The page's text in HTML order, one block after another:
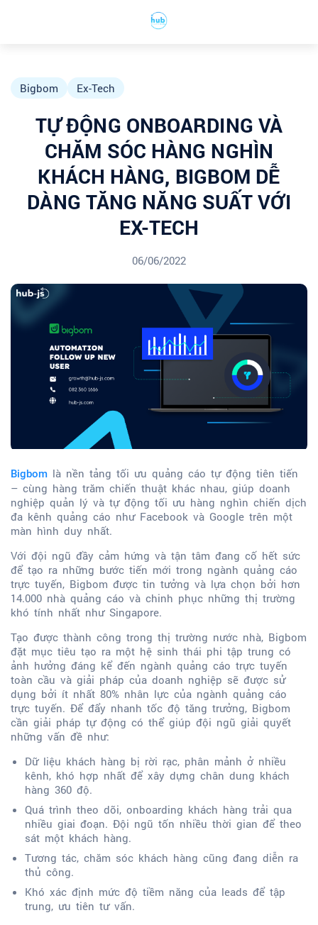
Bigbom Ex-Tech
TỰ ĐỘNG ONBOARDING VÀ
CHĂM SÓC HÀNG NGHÌN
KHÁCH HÀNG, BIGBOM DỄ
DÀNG TĂNG NĂNG SUẤT VỚI
EX-TECH
06/06/2022
Bigbom là nền tảng tối ưu quảng cáo tự động tiên tiến
– cùng hàng trăm chiến thuật khác nhau, giúp doanh
nghiệp quản lý và tự động tối ưu hàng nghìn chiến dịch
đa kênh quảng cáo như Facebook và Google trên một
màn hình duy nhất.
Với đội ngũ đầy cảm hứng và tận tâm đang cố hết sức
để tạo ra những bước tiến mới trong ngành quảng cáo
trực tuyến, Bigbom được tin tưởng và lựa chọn bởi hơn
14.000 nhà quảng cáo và chinh phục những thị trường
khó tính nhất như Singapore.
Tạo được thành công trong thị trường nước nhà, Bigbom
đặt mục tiêu tạo ra một hệ sinh thái phi tập trung có
ảnh hưởng đáng kể đến ngành quảng cáo trực tuyến
toàn cầu và giải pháp của doanh nghiệp sẽ được sử
dụng bởi ít nhất 80% nhân lực của ngành quảng cáo
trực tuyến. Để đẩy nhanh tốc độ tăng trưởng, Bigbom
cần giải pháp tự động có thể giúp đội ngũ giải quyết
những vấn đề như:
Dữ liệu khách hàng bị rời rạc, phân mảnh ở nhiều
kênh, khó hợp nhất để xây dựng chân dung khách
hàng 360 độ.
Quá trình theo dõi, onboarding khách hàng trải qua
nhiều giai đoạn. Đội ngũ tốn nhiều thời gian để theo
sát một khách hàng.
Tương tác, chăm sóc khách hàng cũng đang diễn ra
thủ công.
Khó xác định mức độ tiềm năng của leads để tập
trung, ưu tiên tư vấn.